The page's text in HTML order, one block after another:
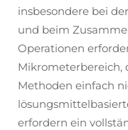
insbesondere bei
und beim
Operationen
Mikrometerbereich,
Methoden einfach
erfordern ein